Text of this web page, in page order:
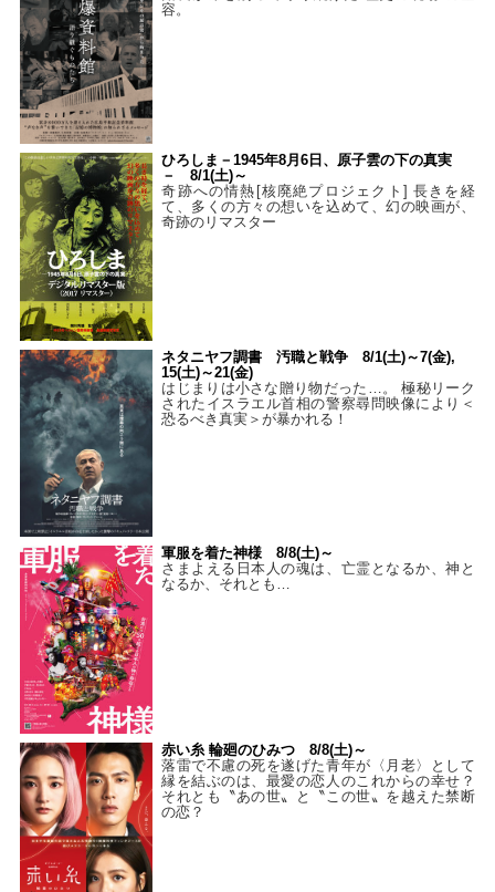
容。
ひろしま－1945年8月6日、原子雲の下の真実
－ 8/1(土)～
奇跡への情熱[核廃絶プロジェクト] 長きを経
て、多くの方々の想いを込めて、幻の映画が、
奇跡のリマスター
ネタニヤフ調書 汚職と戦争 8/1(土)～7(金),
15(土)～21(金)
はじまりは小さな贈り物だった…。 極秘リーク
されたイスラエル首相の警察尋問映像により＜
恐るべき真実＞が暴かれる！
軍服を着た神様 8/8(土)～
さまよえる日本人の魂は、亡霊となるか、神と
なるか、それとも…
赤い糸 輪廻のひみつ 8/8(土)～
落雷で不慮の死を遂げた青年が〈月老〉として
縁を結ぶのは、最愛の恋人のこれからの幸せ？
それとも〝あの世〟と〝この世〟を越えた禁断
の恋？